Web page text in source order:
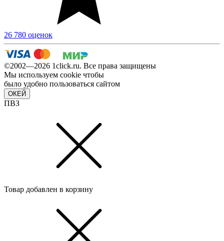
26 780 оценок
©2002—2026 1сlick.ru. Все права защищены
Мы используем cookie чтобы
было удобно пользоваться сайтом
ОКЕЙ
ПВЗ
Товар добавлен в корзину